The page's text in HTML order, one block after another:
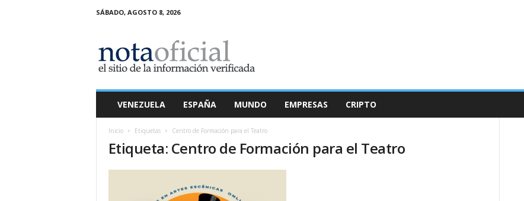
SÁBADO, AGOSTO 8, 2026
a
O
VENEZUELA ESPAÑA MUNDO EMPRESAS CRIPTO
Inicio Etiquetas Centro de Formación para el Teatro
Etiqueta: Centro de Formación para el Teatro